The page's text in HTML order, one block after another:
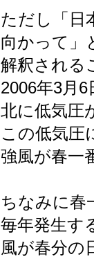
ただし「日
向かって」
解釈される
2006年3月
北に低気圧
この低気圧
強風が春一
ちなみに春
毎年発生す
風が春分の